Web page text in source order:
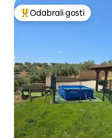
Među najviše
Odabrali gosti